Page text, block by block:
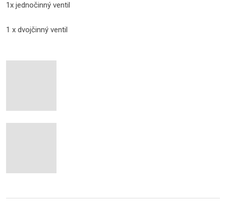
1x jednočinný ventil
1 x dvojčinný ventil